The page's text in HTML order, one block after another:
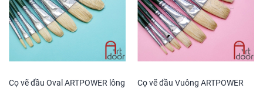
Cọ vẽ đầu Oval ARTPOWER lông
Cọ vẽ đầu Vuông ARTPOWER